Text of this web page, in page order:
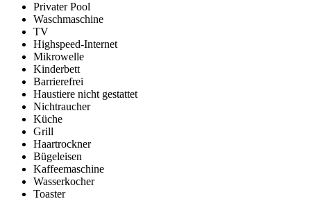
Privater Pool
Waschmaschine
TV
Highspeed-Internet
Mikrowelle
Kinderbett
Barrierefrei
Haustiere nicht gestattet
Nichtraucher
Küche
Grill
Haartrockner
Bügeleisen
Kaffeemaschine
Wasserkocher
Toaster